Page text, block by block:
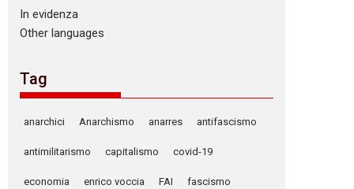
In evidenza
Other languages
Tag
anarchici Anarchismo anarres antifascismo
antimilitarismo capitalismo covid-19
economia enrico voccia FAI fascismo